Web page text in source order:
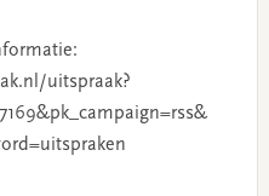
uitspraak?